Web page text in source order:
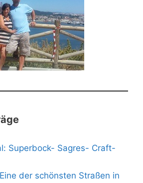
Superbock- Sagres- Craft-
der schönsten Straßen in